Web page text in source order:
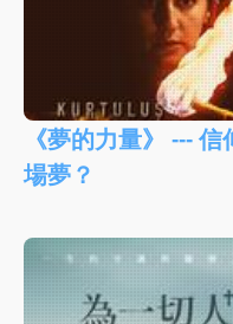
《夢的力量》 ---
場夢？